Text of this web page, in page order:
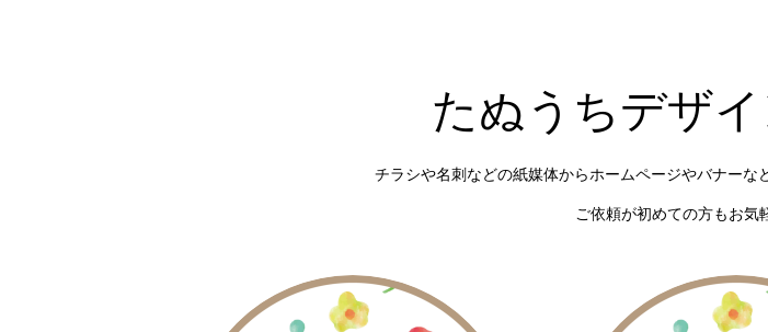
たぬうちデザイ
チラシや名刺などの紙媒体からホームページやバナー
ご依頼が初めての方もお気